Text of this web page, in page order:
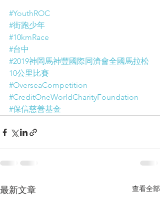
#YouthROC
#街跑少年
#10kmRace
#台中
#2019神岡馬神豐國際同濟會全國馬拉松
10公里比賽
#OverseaCompetition
#CreditOneWorldCharityFoundation
#保信慈善基金
最新文章 查看全部